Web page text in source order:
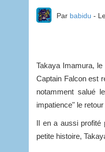
Par babidu -
Takaya Imamura,
Captain Falcon est
notamment salué
impatience" le
Il en a aussi profité
petite histoire,